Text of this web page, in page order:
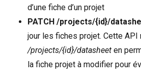
d’une fiche d’un projet
PATCH /projects/{id}/
jour les fiches projet. Cette API
/projects/{id}/datasheet en
la fiche projet à modifier pour